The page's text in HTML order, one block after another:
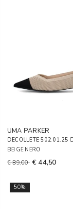
UMA PARKER
DECOLLETE 502.01.25
BEIGE NERO
€ 89,00 € 44,50
50%